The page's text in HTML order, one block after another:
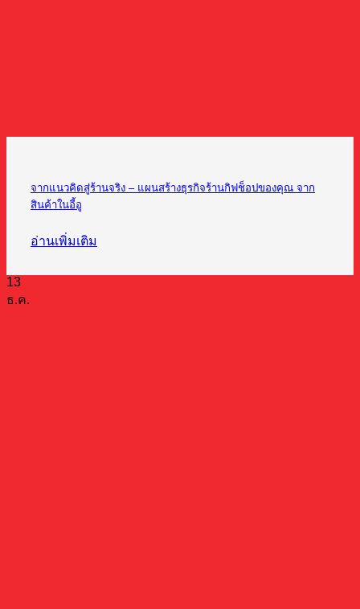
จากแนวคิดสู่ร้านจริง – แผนสร้างธุรกิจร้านกิฟช็อปของคุณ จาก
สินค้าในอี้อู
อ่านเพิ่มเติม
13
ธ.ค.